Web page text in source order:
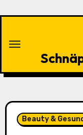
Beauty &